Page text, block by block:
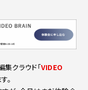
クラウド「VIDEO
。